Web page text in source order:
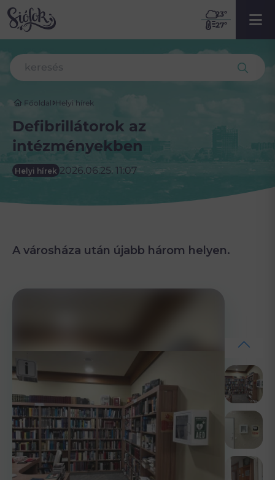
23º
27º
Főoldal Helyi hírek
Defibrillátorok az
intézményekben
Helyi hírek 2026.06.25. 11:07
A városháza után újabb három helyen.